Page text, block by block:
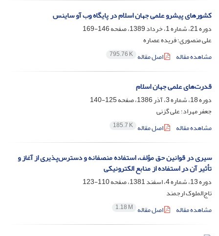
کشورهای پیشرو علمی جهان اسلام در پایگاه وب آو ساینس
دوره 21، شماره 1، خرداد 1389، صفحه
146-169
علی منصوری؛ فریده عصاره
مشاهده مقاله
اصل مقاله 795.76 K
قدرت‌های علمی جهان اسلام
دوره 18، شماره 3، آذر 1386، صفحه
125-140
جعفر مهراد؛ علی گزنی
مشاهده مقاله
اصل مقاله 185.7 K
سیری در قوانین حق مؤلف، استفاده منصفانه و دسترس‌پذیری از آغاز و
تأثیر آن در استفاده از منابع الکترونیکی
دوره 13، شماره 4، اسفند 1381، صفحه
110-123
تاج‌الملوک ارجمند
مشاهده مقاله
اصل مقاله 1.18 M